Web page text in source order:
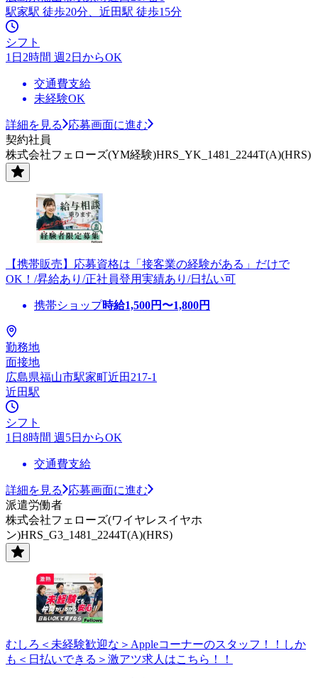
駅家駅 徒歩20分、近田駅 徒歩15分
シフト
1日2時間 週2日からOK
交通費支給
未経験OK
詳細を見る
応募画面に進む
契約社員
株式会社フェローズ(YM経験)HRS_YK_1481_2244T(A)(HRS)
【携帯販売】応募資格は「接客業の経験がある」だけで
OK！/昇給あり/正社員登用実績あり/日払い可
携帯ショップ時給1,500円〜1,800円
勤務地
面接地
広島県福山市駅家町近田217-1
近田駅
シフト
1日8時間 週5日からOK
交通費支給
詳細を見る
応募画面に進む
派遣労働者
株式会社フェローズ(ワイヤレスイヤホ
ン)HRS_G3_1481_2244T(A)(HRS)
むしろ＜未経験歓迎な＞Appleコーナーのスタッフ！！しか
も＜日払いできる＞激アツ求人はこちら！！